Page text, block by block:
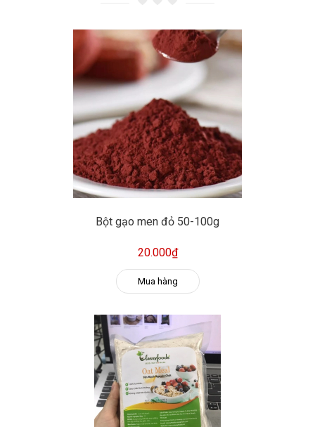
Bột gạo men đỏ 50-100g
20.000₫
Mua hàng